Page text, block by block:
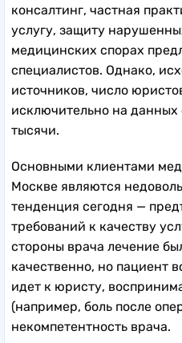
консалтинг, частная
услугу, защиту
медицинских спорах
специалистов. Однако,
источников, число
исключительно на данных
тысячи.
Основными клиентами
Москве являются
тенденция сегодня —
требований к качеству
стороны врача лечение
качественно, но пациент
идет к юристу,
(например, боль после
некомпетентность врача.